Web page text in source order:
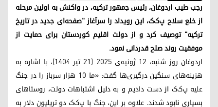
رجب طیب اردوغان، رئیس جمهور ترکیه، در واکنش به اولین مرحله
از خلع سلاح پ‌ک‌ک، این رویداد را سرآغاز "صفحه‌ای جدید در تاریخ
ترکیه" توصیف کرد و از دولت اقلیم کوردستان برای حمایت از
موفقیت روند صلح قدردانی نمود.
اردوغان روز شنبه، ۱۲ ژوئیه‌ی ۲۰۲۵ (۲۱ تیر ۱۴۰۴)، با اشاره به
هزینه‌های سنگین درگیری‌ها گفت: «ما ۱۰ هزار سرباز را در جنگ
علیه پ‌ک‌ک از دست دادیم و به دلیل اشتباهات دولت، روستاهای
بسیاری نابود شدند. علاوه بر این، جنگ با پ‌ک‌ک دو تریلیون دلار به